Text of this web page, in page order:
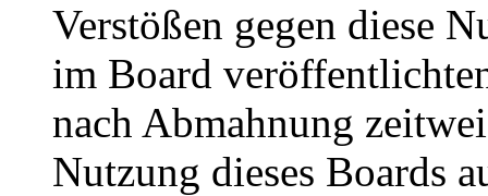
Verstößen gegen diese
im Board
nach Abmahnung
Nutzung dieses Boards